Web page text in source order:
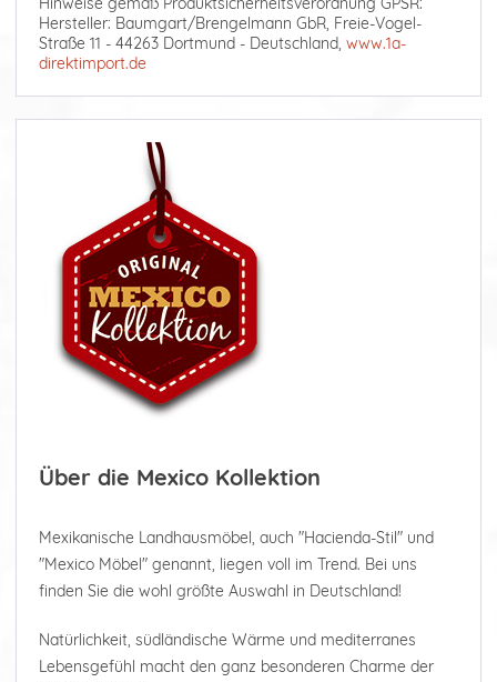
Hersteller: Baumgart/Brengelmann GbR, Freie-Vogel-
Straße 11 - 44263 Dortmund - Deutschland, www.1a-
direktimport.de
Über die Mexico Kollektion
Mexikanische Landhausmöbel, auch "Hacienda-Stil" und
"Mexico Möbel" genannt, liegen voll im Trend. Bei uns
finden Sie die wohl größte Auswahl in Deutschland!
Natürlichkeit, südländische Wärme und mediterranes
Lebensgefühl macht den ganz besonderen Charme der